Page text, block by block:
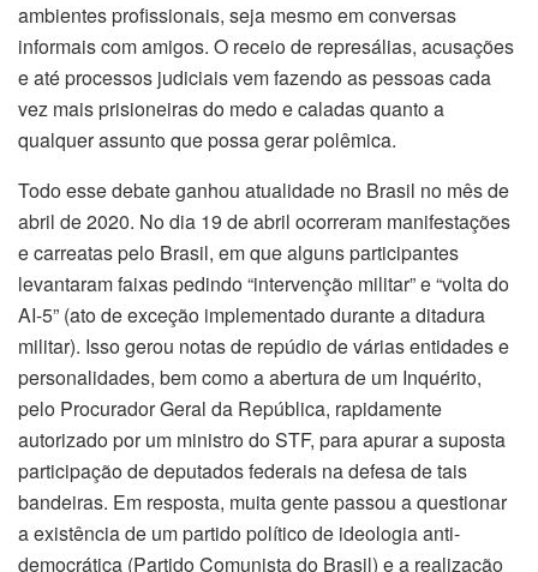
ambientes profissionais, seja mesmo em conversas
informais com amigos. O receio de represálias, acusações
e até processos judiciais vem fazendo as pessoas cada
vez mais prisioneiras do medo e caladas quanto a
qualquer assunto que possa gerar polêmica.
Todo esse debate ganhou atualidade no Brasil no mês de
abril de 2020. No dia 19 de abril ocorreram manifestações
e carreatas pelo Brasil, em que alguns participantes
levantaram faixas pedindo “intervenção militar” e “volta do
AI-5” (ato de exceção implementado durante a ditadura
militar). Isso gerou notas de repúdio de várias entidades e
personalidades, bem como a abertura de um Inquérito,
pelo Procurador Geral da República, rapidamente
autorizado por um ministro do STF, para apurar a suposta
participação de deputados federais na defesa de tais
bandeiras. Em resposta, muita gente passou a questionar
a existência de um partido político de ideologia anti-
democrática (Partido Comunista do Brasil) e a realização